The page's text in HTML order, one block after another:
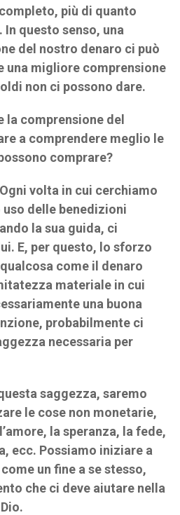
più di quanto
questo senso, una
del nostro denaro ci può
una migliore comprensione
non ci possono dare.
la comprensione del
a comprendere meglio le
comprare?
volta in cui cerchiamo
delle benedizioni
la sua guida, ci
E, per questo, lo sforzo
come il denaro
materiale in cui
una buona
probabilmente ci
necessaria per
saggezza, saremo
le cose non monetarie,
la speranza, la fede,
ecc. Possiamo iniziare a
un fine a se stesso,
che ci deve aiutare nella